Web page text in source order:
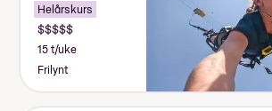
Helårskurs
15 t/uke
Frilynt